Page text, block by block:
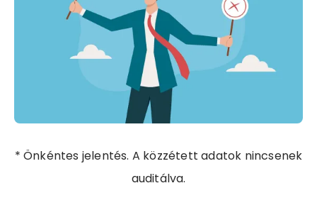
* Önkéntes jelentés. A közzétett adatok nincsenek
auditálva.